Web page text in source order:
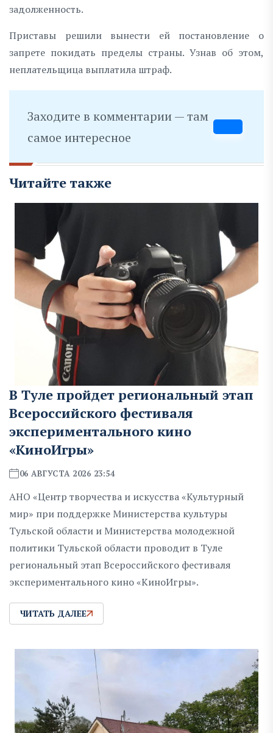
задолженность.
Приставы решили вынести ей постановление о
запрете покидать пределы страны. Узнав об этом,
неплательщица выплатила штраф.
Заходите в комментарии — там
самое интересное
Читайте также
В Туле пройдет региональный этап
Всероссийского фестиваля
экспериментального кино
«КиноИгры»
06 АВГУСТА 2026 23:54
АНО «Центр творчества и искусства «Культурный
мир» при поддержке Министерства культуры
Тульской области и Министерства молодежной
политики Тульской области проводит в Туле
региональный этап Всероссийского фестиваля
экспериментального кино «КиноИгры».
ЧИТАТЬ ДАЛЕЕ